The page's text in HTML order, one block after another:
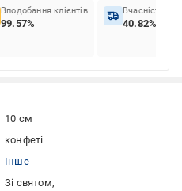
Вподобання клієнтів
99.57%
Вчасність
40.82%
10 см
конфеті
Інше
Зі святом